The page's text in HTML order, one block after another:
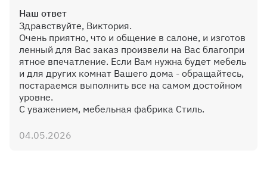
Наш ответ
Здравствуйте, Виктория.
Очень приятно, что и общение в салоне, и изготов
ленный для Вас заказ произвели на Вас благопри
ятное впечатление. Если Вам нужна будет мебель
и для других комнат Вашего дома - обращайтесь,
постараемся выполнить все на самом достойном
уровне.
С уважением, мебельная фабрика Стиль.
04.05.2026